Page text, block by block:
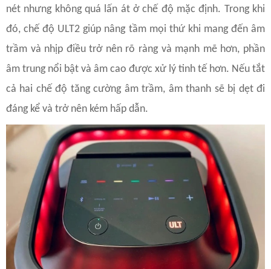
nét nhưng không quá lấn át ở chế độ mặc định. Trong khi
đó, chế độ ULT2 giúp nâng tầm mọi thứ khi mang đến âm
trầm và nhịp điều trở nên rõ ràng và mạnh mẽ hơn, phần
âm trung nổi bật và âm cao được xử lý tinh tế hơn. Nếu tắt
cả hai chế độ tăng cường âm trầm, âm thanh sẽ bị dẹt đi
đáng kể và trở nên kém hấp dẫn.